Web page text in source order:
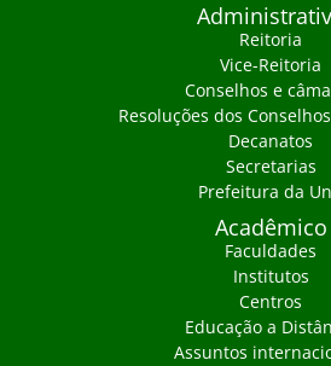
Reitoria
Vice-Reitoria
Conselhos e
Resoluções dos
Decanatos
Secretarias
Prefeitura da
Acadêmico
Faculdades
Institutos
Centros
Educação a
Assuntos